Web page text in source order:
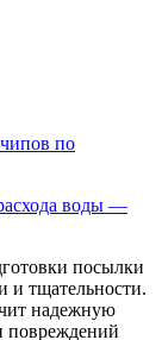
по
воды —
посылки
и тщательности.
надежную
повреждений